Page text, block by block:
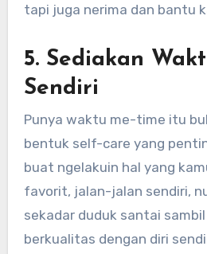
tapi juga nerima dan bantu
5. Sediakan
Sendiri
Punya waktu me-time itu
bentuk self-care yang
buat ngelakuin hal yang
favorit, jalan-jalan sendiri,
sekadar duduk santai
berkualitas dengan diri